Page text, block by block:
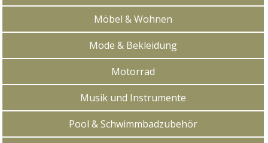
Möbel & Wohnen
Mode & Bekleidung
Motorrad
Musik und Instrumente
Pool & Schwimmbadzubehör